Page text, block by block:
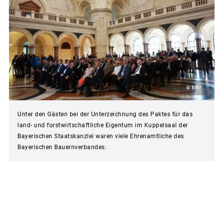
© BBV
Unter den Gästen bei der Unterzeichnung des Paktes für das
land- und forstwirtschaftliche Eigentum im Kuppelsaal der
Bayerischen Staatskanzlei waren viele Ehrenamtliche des
Bayerischen Bauernverbandes.